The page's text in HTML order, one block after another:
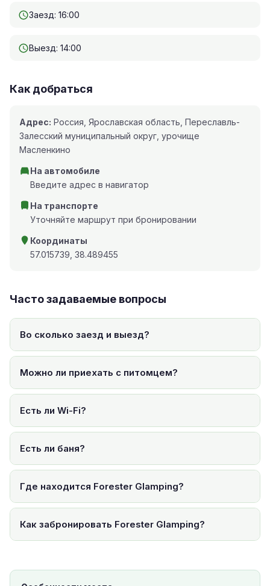
Заезд: 16:00
Выезд: 14:00
Как добраться
Адрес: Россия, Ярославская область, Переславль-
Залесский муниципальный округ, урочище
Масленкино
На автомобиле
Введите адрес в навигатор
На транспорте
Уточняйте маршрут при бронировании
Координаты
57.015739, 38.489455
Часто задаваемые вопросы
Во сколько заезд и выезд?
Можно ли приехать с питомцем?
Есть ли Wi-Fi?
Есть ли баня?
Где находится Forester Glamping?
Как забронировать Forester Glamping?